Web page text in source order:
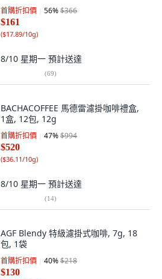
首購折扣價 56%$366
$161
($17.89/10g)
8/10 星期一 預計送達
(69)
BACHACOFFEE 馬德雷濾掛咖啡禮盒,
1盒, 12包, 12g
首購折扣價 47%$994
$520
($36.11/10g)
8/10 星期一 預計送達
(14)
AGF Blendy 特級濾掛式咖啡, 7g, 18
包, 1袋
首購折扣價 40%$218
$130